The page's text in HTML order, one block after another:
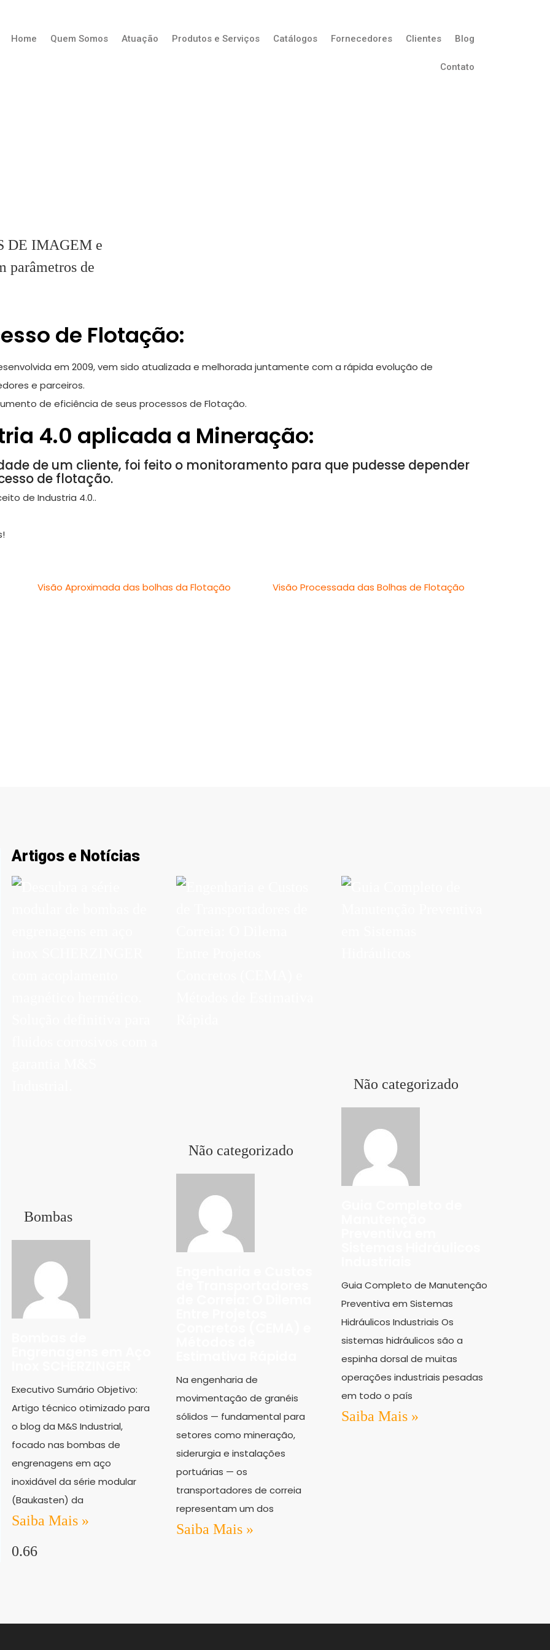
Home Quem Somos Atuação Produtos e Serviços Catálogos Fornecedores Clientes Blog
Contato
DE IMAGEM e
parâmetros de
de Flotação:
em 2009, vem sido atualizada e melhorada juntamente com a rápida evolução de
e parceiros.
de eficiência de seus processos de Flotação.
4.0 aplicada a Mineração:
de um cliente, foi feito o monitoramento para que pudesse depender
de flotação.
de Industria 4.0..
Visão Aproximada das bolhas da Flotação Visão Processada das Bolhas de Flotação
Artigos e Notícias
Bombas
Executivo Sumário Objetivo:
Artigo técnico otimizado para
o blog da M&S Industrial,
focado nas bombas de
engrenagens em aço
inoxidável da série modular
(Baukasten) da
Saiba Mais »
Não categorizado
Na engenharia de
movimentação de granéis
sólidos — fundamental para
setores como mineração,
siderurgia e instalações
portuárias — os
transportadores de correia
representam um dos
Saiba Mais »
Não categorizado
Guia Completo de Manutenção
Preventiva em Sistemas
Hidráulicos Industriais Os
sistemas hidráulicos são a
espinha dorsal de muitas
operações industriais pesadas
em todo o país
Saiba Mais »